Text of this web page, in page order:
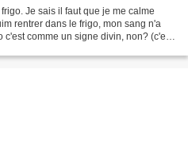
Je sais il faut que je me calme
rentrer dans le frigo, mon sang n'a
comme un signe divin, non? (c'est